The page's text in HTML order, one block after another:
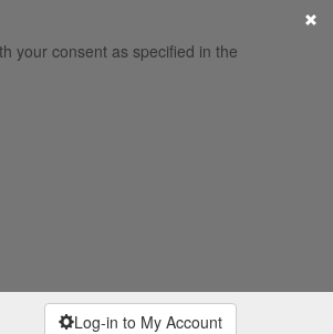
your consent as specified in the
Log-in to My Account